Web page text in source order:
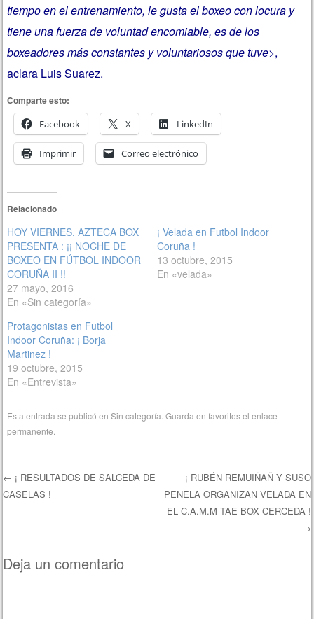
tiempo en el entrenamiento, le gusta el boxeo con locura y
tiene una fuerza de voluntad encomiable, es de los
boxeadores más constantes y voluntariosos que tuve>,
aclara Luis Suarez.
Comparte esto:
Facebook
X LinkedIn
Imprimir Correo electrónico
Relacionado
HOY VIERNES, AZTECA BOX
PRESENTA : ¡¡ NOCHE DE
BOXEO EN FÚTBOL INDOOR
CORUÑA II !!
27 mayo, 2016
En «Sin categoría»
¡ Velada en Futbol Indoor
Coruña !
13 octubre, 2015
En «velada»
Protagonistas en Futbol
Indoor Coruña: ¡ Borja
Martinez !
19 octubre, 2015
En «Entrevista»
Esta entrada se publicó enSin categoría. Guarda en favoritos elenlace
permanente.
Navegación de entradas
← ¡ RESULTADOS DE SALCEDA DE
CASELAS !
¡ RUBÉN REMUIÑAÑ Y SUSO
PENELA ORGANIZAN VELADA EN
EL C.A.M.M TAE BOX CERCEDA !
→
Deja un comentario